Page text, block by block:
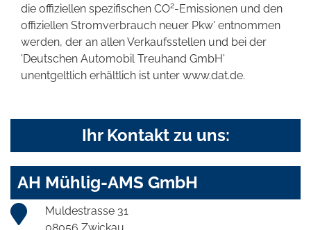
die offiziellen spezifischen CO2-Emissionen und den
offiziellen Stromverbrauch neuer Pkw' entnommen
werden, der an allen Verkaufsstellen und bei der
'Deutschen Automobil Treuhand GmbH'
unentgeltlich erhältlich ist unter www.dat.de.
Ihr Kontakt zu uns:
AH Mühlig-AMS GmbH
Muldestrasse 31